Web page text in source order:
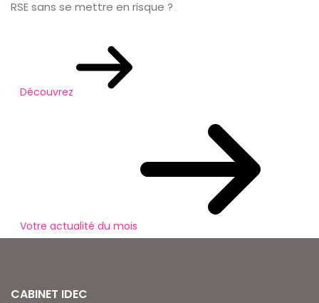
RSE sans se mettre en risque ?
Découvrez
Votre actualité du mois
CABINET IDEC